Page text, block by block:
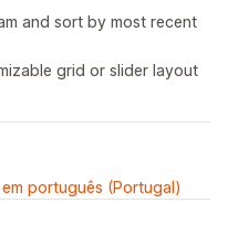
and sort by most recent
grid or slider layout
português (Portugal)